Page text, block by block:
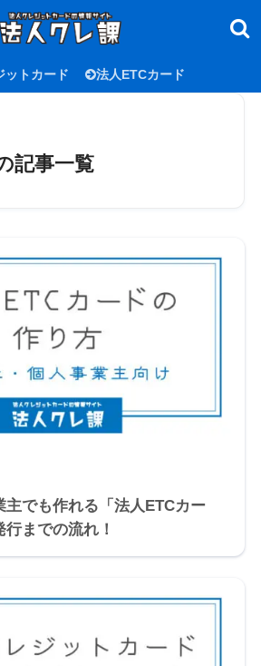
ットカード 法人ETCカード
記事一覧
主でも作れる「法人ETCカー
行までの流れ！